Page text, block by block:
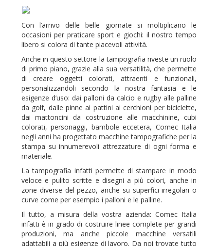
Con l’arrivo delle belle giornate si moltiplicano le
occasioni per praticare sport e giochi: il nostro tempo
libero si colora di tante piacevoli attività.
Anche in questo settore la tampografia riveste un ruolo
di primo piano, grazie alla sua versatilità, che permette
di creare oggetti colorati, attraenti e funzionali,
personalizzandoli secondo la nostra fantasia e le
esigenze d’uso: dai palloni da calcio e rugby alle palline
da golf, dalle pinne ai pattini ai cerchioni per biciclette,
dai mattoncini da costruzione alle macchinine, cubi
colorati, personaggi, bambole eccetera, Comec Italia
negli anni ha progettato macchine tampografiche per la
stampa su innumerevoli attrezzature di ogni forma e
materiale.
La tampografia infatti permette di stampare in modo
veloce e pulito scritte e disegni a più colori, anche in
zone diverse del pezzo, anche su superfici irregolari o
curve come per esempio i palloni e le palline.
Il tutto, a misura della vostra azienda: Comec Italia
infatti è in grado di costruire linee complete per grandi
produzioni, ma anche piccole macchine versatili
adattabili a più esigenze di lavoro. Da noi trovate tutto